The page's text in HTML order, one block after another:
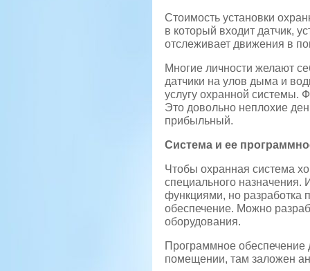
Стоимость установки
в который входит датчик,
отслеживает движения в
Многие личности желают
датчики на улов дыма и
услугу охранной системы.
Это довольно неплохие
прибыльный.
Система и ее
Чтобы охранная система
специального
функциями, но разработка
обеспечение. Можно
оборудования.
Программное обеспечение
помещении, там заложен